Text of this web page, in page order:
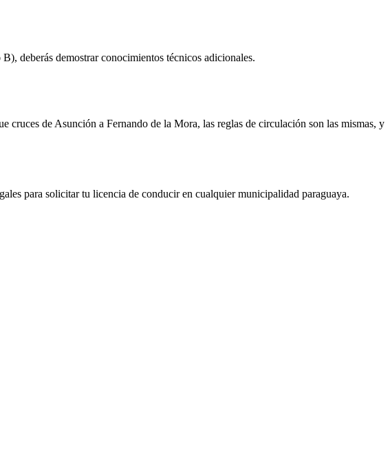
deberás demostrar conocimientos técnicos adicionales.
cruces de Asunción a Fernando de la Mora, las reglas de circulación son las mismas, y
para solicitar tu licencia de conducir en cualquier municipalidad paraguaya.